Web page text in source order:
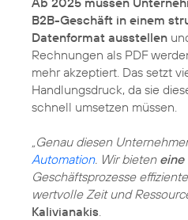
B2B-Geschäft in einem
Datenformat ausstellen
Rechnungen als PDF
mehr akzeptiert. Das setzt
Handlungsdruck, da sie
schnell umsetzen müssen.
„Genau diesen
Automation. Wir bieten eine
Geschäftsprozesse
wertvolle Zeit und
Kalivianakis